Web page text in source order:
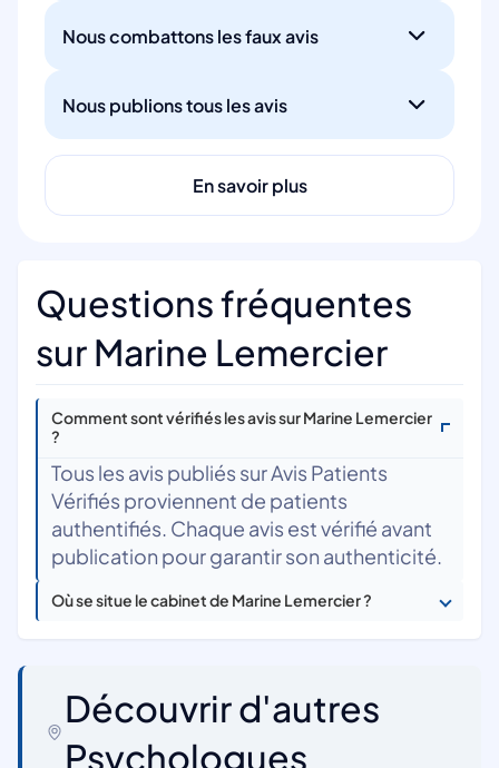
Nous combattons les faux avis
Nous publions tous les avis
En savoir plus
Questions fréquentes
sur Marine Lemercier
Comment sont vérifiés les avis sur Marine Lemercier
?
Tous les avis publiés sur Avis Patients
Vérifiés proviennent de patients
authentifiés. Chaque avis est vérifié avant
publication pour garantir son authenticité.
Où se situe le cabinet de Marine Lemercier ?
Découvrir d'autres
Psychologues